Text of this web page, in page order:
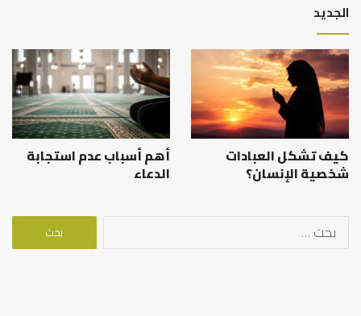
الجديد
كيف تشكل العبادات
شخصية الإنسان؟
أهم أسباب عدم استجابة
الدعاء
البحث